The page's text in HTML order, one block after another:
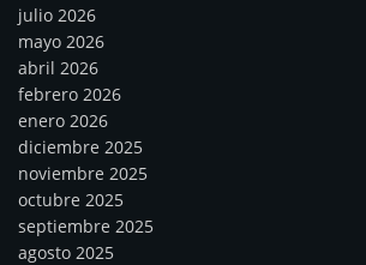
julio 2026
mayo 2026
abril 2026
febrero 2026
enero 2026
diciembre 2025
noviembre 2025
octubre 2025
septiembre 2025
agosto 2025